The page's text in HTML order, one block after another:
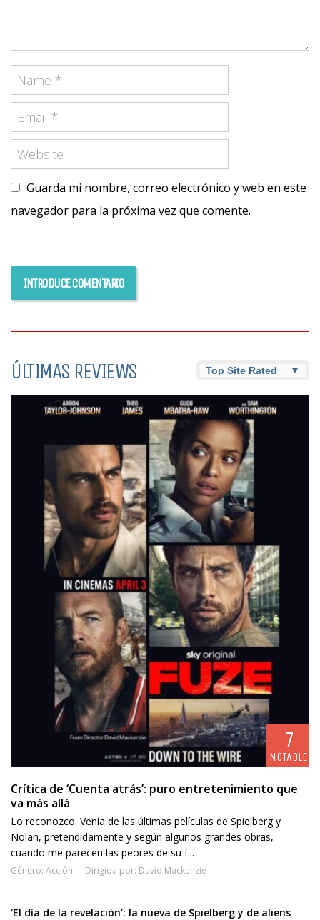
Guarda mi nombre, correo electrónico y web en este
navegador para la próxima vez que comente.
ÚLTIMAS REVIEWS
7
NOTABLE
Crítica de ‘Cuenta atrás’: puro entretenimiento que
va más allá
Lo reconozco. Venía de las últimas películas de Spielberg y
Nolan, pretendidamente y según algunos grandes obras,
cuando me parecen las peores de su f...
Género: Acción Dirigida por: David Mackenzie
‘El día de la revelación’: la nueva de Spielberg y de aliens